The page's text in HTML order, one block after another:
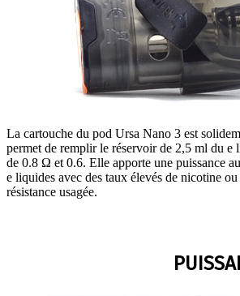
La cartouche du pod Ursa Nano 3 est
permet de remplir le réservoir de 2,5 ml du e
de 0.8 Ω et 0.6. Elle apporte une puissance
e liquides avec des taux élevés de nicotine
résistance usagée.